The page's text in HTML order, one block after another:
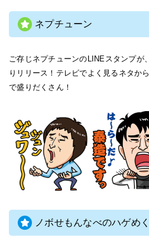
ネプチューン
ご存じネプチューンのLINEスタンプが
りリリース！テレビでよく見るネタか
で盛りだくさん！
ノボせもんなべのハゲめ